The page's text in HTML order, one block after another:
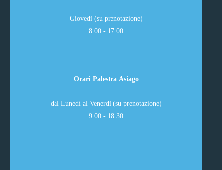
Giovedì (su prenotazione)
8.00 - 17.00
Orari Palestra Asiago
dal Lunedì al Venerdì (su prenotazione)
9.00 - 18.30